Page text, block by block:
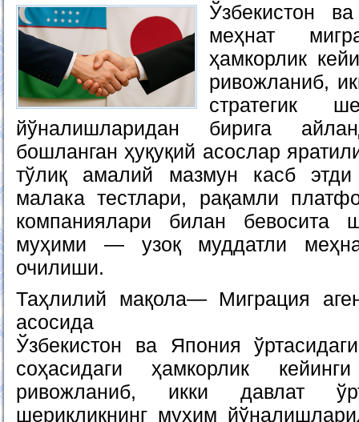
Ўзбекистон
меҳнат
ҳамкорлик
ривожланиб,
стратегик
йўналишларидан бирига
бошланган ҳуқуқий асослар
тўлиқ амалий мазмун касб
малака тестлари, рақамли
компаниялари билан бевосита
муҳими — узоқ муддатли
очилиши.
Таҳлилий мақола— Миграция
асосида
Ўзбекистон ва Япония
соҳасидаги ҳамкорлик
ривожланиб, икки давлат
шерикликнинг муҳим